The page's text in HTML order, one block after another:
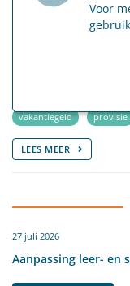
Provisie voor het
vakantiegeld provisie
LEES MEER
27 juli 2026
Aanpassing leer- en
Voor